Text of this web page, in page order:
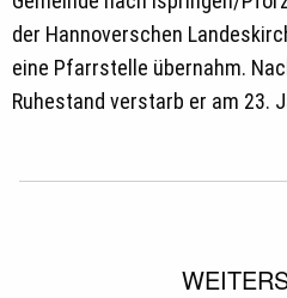
der Hannoverschen
eine Pfarrstelle übernahm.
Ruhestand verstarb er am 23.